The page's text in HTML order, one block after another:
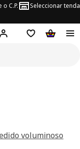
C.P. Seleccionar tenda
Hej! Iniciar sesión
Lista deCarriño
voluminoso